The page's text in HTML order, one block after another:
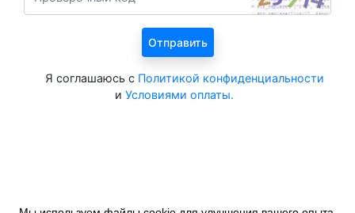
Я соглашаюсь с Политикой конфиденциальности
и Условиями оплаты.